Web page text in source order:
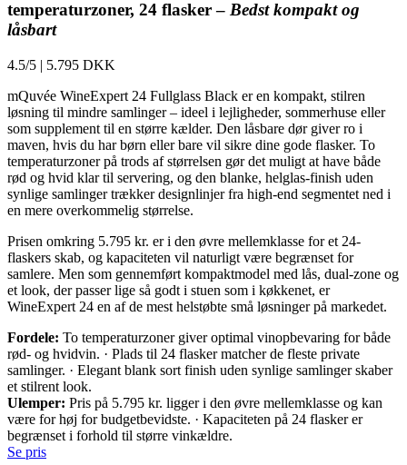
temperaturzoner, 24 flasker – Bedst kompakt og
låsbart
4.5/5 | 5.795 DKK
mQuvée WineExpert 24 Fullglass Black er en kompakt, stilren
løsning til mindre samlinger – ideel i lejligheder, sommerhuse eller
som supplement til en større kælder. Den låsbare dør giver ro i
maven, hvis du har børn eller bare vil sikre dine gode flasker. To
temperaturzoner på trods af størrelsen gør det muligt at have både
rød og hvid klar til servering, og den blanke, helglas-finish uden
synlige samlinger trækker designlinjer fra high-end segmentet ned i
en mere overkommelig størrelse.
Prisen omkring 5.795 kr. er i den øvre mellemklasse for et 24-
flaskers skab, og kapaciteten vil naturligt være begrænset for
samlere. Men som gennemført kompaktmodel med lås, dual-zone og
et look, der passer lige så godt i stuen som i køkkenet, er
WineExpert 24 en af de mest helstøbte små løsninger på markedet.
Fordele: To temperaturzoner giver optimal vinopbevaring for både
rød- og hvidvin. · Plads til 24 flasker matcher de fleste private
samlinger. · Elegant blank sort finish uden synlige samlinger skaber
et stilrent look.
Ulemper: Pris på 5.795 kr. ligger i den øvre mellemklasse og kan
være for høj for budgetbevidste. · Kapaciteten på 24 flasker er
begrænset i forhold til større vinkældre.
Se pris